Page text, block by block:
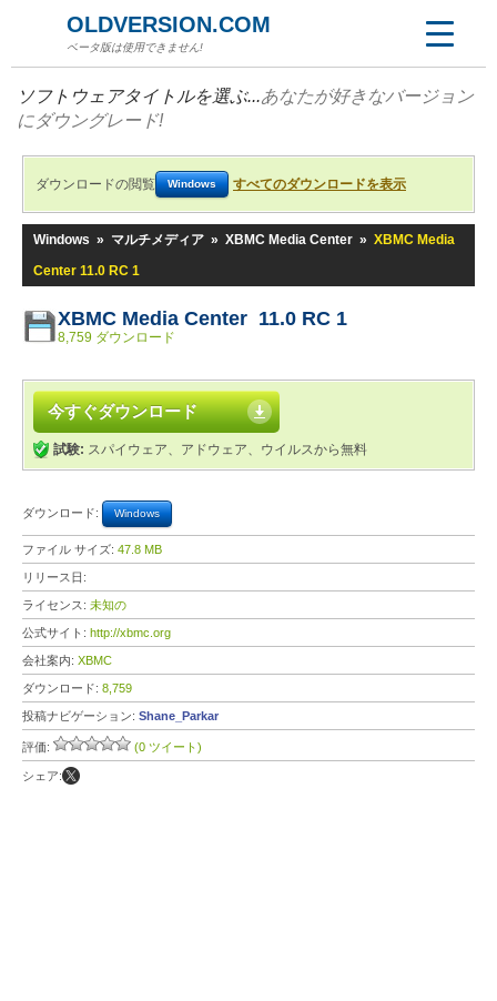
OLDVERSION.COM
ベータ版は使用できません!
ソフトウェアタイトルを選ぶ...あなたが好きなバージョン
にダウングレード!
ダウンロードの閲覧 Windows すべてのダウンロードを表示
Windows » マルチメディア » XBMC Media Center » XBMC Media
Center 11.0 RC 1
XBMC Media Center 11.0 RC 1
8,759 ダウンロード
今すぐダウンロード
試験: スパイウェア、アドウェア、ウイルスから無料
ダウンロード: Windows
ファイル サイズ: 47.8 MB
リリース日:
ライセンス: 未知の
公式サイト: http://xbmc.org
会社案内: XBMC
ダウンロード: 8,759
投稿ナビゲーション: Shane_Parkar
評価: (0 ツイート)
シェア: